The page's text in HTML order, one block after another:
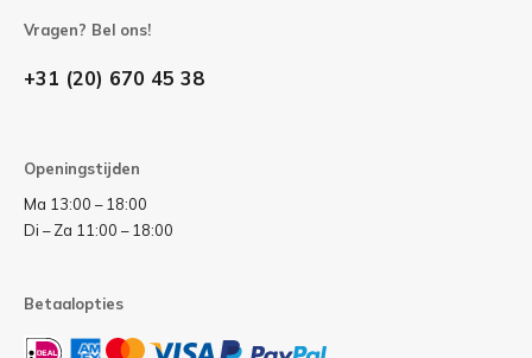
Vragen? Bel ons!
+31 (20) 670 45 38
Openingstijden
Ma 13:00 – 18:00
Di – Za 11:00 – 18:00
Betaalopties